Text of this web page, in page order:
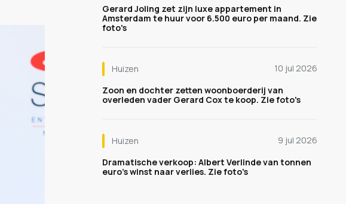
Gerard Joling zet zijn luxe appartement in
Amsterdam te huur voor 6.500 euro per maand. Zie
foto's
Huizen
10 jul 2026
Zoon en dochter zetten woonboerderij van
overleden vader Gerard Cox te koop. Zie foto's
Huizen
9 jul 2026
Dramatische verkoop: Albert Verlinde van tonnen
euro's winst naar verlies. Zie foto's